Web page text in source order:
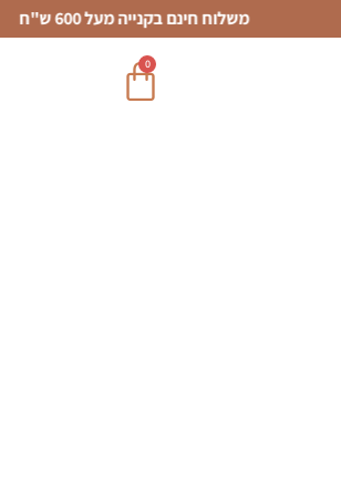
משלוח חינם בקנייה מעל 600 ש"ח
0